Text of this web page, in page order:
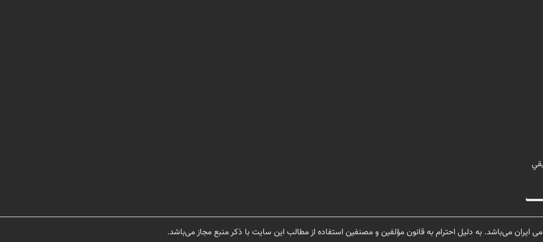
ایران می‌باشد. به دلیل احترام به قانون مؤلفین و مصنفین استفاده از مطالب این سایت با ذکر منبع مجاز می‌باشد.